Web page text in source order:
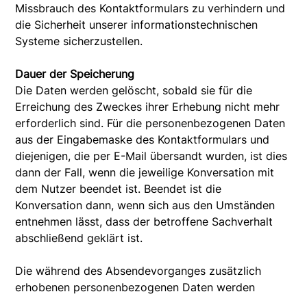
Missbrauch des Kontaktformulars zu verhindern und
die Sicherheit unserer informationstechnischen
Systeme sicherzustellen.
Dauer der Speicherung
Die Daten werden gelöscht, sobald sie für die
Erreichung des Zweckes ihrer Erhebung nicht mehr
erforderlich sind. Für die personenbezogenen Daten
aus der Eingabemaske des Kontaktformulars und
diejenigen, die per E-Mail übersandt wurden, ist dies
dann der Fall, wenn die jeweilige Konversation mit
dem Nutzer beendet ist. Beendet ist die
Konversation dann, wenn sich aus den Umständen
entnehmen lässt, dass der betroffene Sachverhalt
abschließend geklärt ist.
Die während des Absendevorganges zusätzlich
erhobenen personenbezogenen Daten werden